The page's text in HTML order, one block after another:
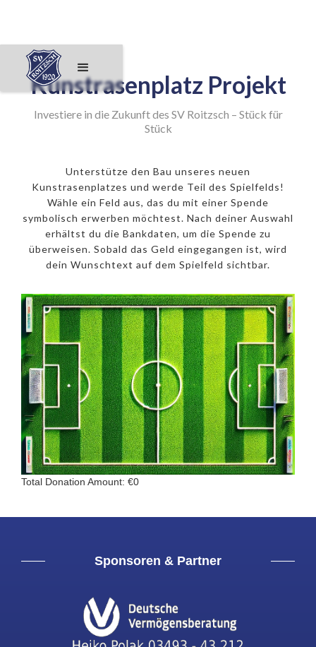
Kunstrasenplatz Projekt
Investiere in die Zukunft des SV Roitzsch – Stück für
Stück
Unterstütze den Bau unseres neuen
Kunstrasenplatzes und werde Teil des Spielfelds!
Wähle ein Feld aus, das du mit einer Spende
symbolisch erwerben möchtest. Nach deiner Auswahl
erhältst du die Bankdaten, um die Spende zu
überweisen. Sobald das Geld eingegangen ist, wird
dein Wunschtext auf dem Spielfeld sichtbar.
Total Donation Amount: €0
Sponsoren & Partner